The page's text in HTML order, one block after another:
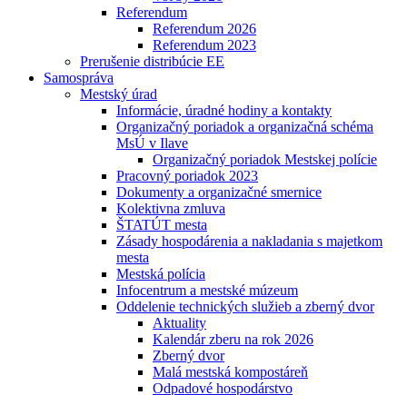
Referendum
Referendum 2026
Referendum 2023
Prerušenie distribúcie EE
Samospráva
Mestský úrad
Informácie, úradné hodiny a kontakty
Organizačný poriadok a organizačná schéma
MsÚ v Ilave
Organizačný poriadok Mestskej polície
Pracovný poriadok 2023
Dokumenty a organizačné smernice
Kolektivna zmluva
ŠTATÚT mesta
Zásady hospodárenia a nakladania s majetkom
mesta
Mestská polícia
Infocentrum a mestské múzeum
Oddelenie technických služieb a zberný dvor
Aktuality
Kalendár zberu na rok 2026
Zberný dvor
Malá mestská kompostáreň
Odpadové hospodárstvo